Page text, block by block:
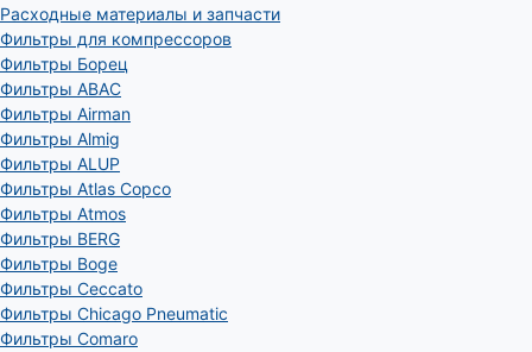
Расходные материалы и запчасти
Фильтры для компрессоров
Фильтры Борец
Фильтры ABAC
Фильтры Airman
Фильтры Almig
Фильтры ALUP
Фильтры Atlas Copco
Фильтры Atmos
Фильтры BERG
Фильтры Boge
Фильтры Ceccato
Фильтры Chicago Pneumatic
Фильтры Comaro